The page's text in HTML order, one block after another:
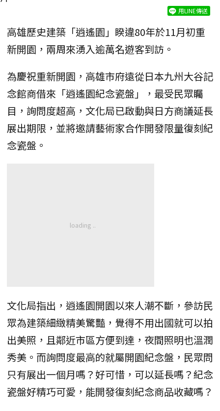
用LINE傳送
高雄歷史建築「逍遙園」睽違80年於11月初重
新開園，兩周來湧入逾萬名遊客到訪。
為慶祝重新開園，高雄市府遠從日本九州大谷記
念館商借來「逍遙園紀念瓷盤」，最受民眾矚
目，詢問度超高，文化局已啟動與日方商議延長
展出期限，並將邀請藝術家合作開發限量復刻紀
念瓷盤。
文化局指出，逍遙園開園以來人潮不斷，參訪民
眾為建築細緻精美驚豔，覺得不用出國就可以拍
出美照，且鄰近市區方便到達，夜間照明也溫潤
秀美。而詢問度最高的就屬開園紀念盤，民眾問
只有展出一個月嗎？好可惜，可以延長嗎？紀念
瓷盤好精巧可愛，能開發復刻紀念商品收藏嗎？